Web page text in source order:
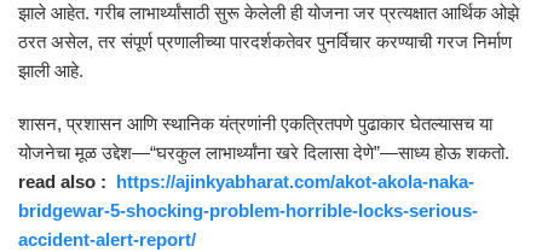
झाले आहेत. गरीब लाभार्थ्यांसाठी सुरू केलेली ही योजना जर प्रत्यक्षात आर्थिक ओझे
ठरत असेल, तर संपूर्ण प्रणालीच्या पारदर्शकतेवर पुनर्विचार करण्याची गरज निर्माण
झाली आहे.
शासन, प्रशासन आणि स्थानिक यंत्रणांनी एकत्रितपणे पुढाकार घेतल्यासच या
योजनेचा मूळ उद्देश—“घरकुल लाभार्थ्यांना खरे दिलासा देणे”—साध्य होऊ शकतो.
read also : https://ajinkyabharat.com/akot-akola-naka-
bridgewar-5-shocking-problem-horrible-locks-serious-
accident-alert-report/